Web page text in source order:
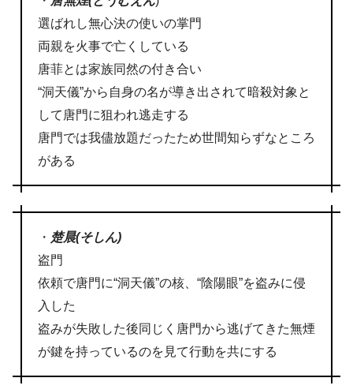
選ばれし無心決の使いの掌門
両親を火事で亡くしている
唐菲とは家族同然の付き合い
“洞天儀”から自身の名が導き出されて暗殺対象と
して唐門に狙われ逃走する
唐門では我儘放題だったため世間知らずなところ
がある
・ 楚晨(そしん)
盗門
依頼で唐門に“洞天儀”の核、“陰陽眼”を盗みに侵
入した
盗みが失敗した後同じく唐門から逃げてきた無煙
が鍵を持っているのを見て行動を共にする